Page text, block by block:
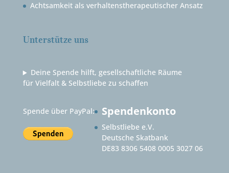
Achtsamkeit als verhaltenstherapeutischer Ansatz
Unterstütze uns
Deine Spende hilft, gesellschaftliche Räume
für Vielfalt & Selbstliebe zu schaffen
Spende über PayPal: Spendenkonto
Selbstliebe e.V.
Deutsche Skatbank
DE83 8306 5408 0005 3027 06